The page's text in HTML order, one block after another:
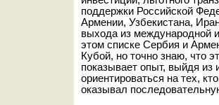
поддержки Российской
Армении, Узбекистана,
выхода из международной
этом списке Сербия и
Кубой, но точно знаю, что
показывает опыт, выйдя из
ориентироваться на тех,
оказывал